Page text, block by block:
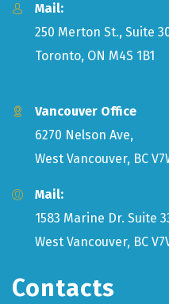
Mail:
250 Merton St., Suite
Toronto, ON M4S 1B1
Vancouver Office
6270 Nelson Ave,
West Vancouver, BC
Mail:
1583 Marine Dr. Suite
West Vancouver, BC
Contacts